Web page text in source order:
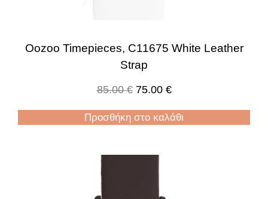
Oozoo Timepieces, C11675 White Leather
Strap
85.00€ 75.00 €
Προσθήκη στο καλάθι